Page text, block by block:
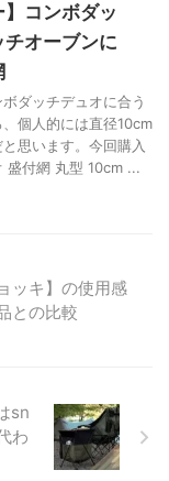
】コンボダッ
オーブンに
ダッチデュオに合う
個人的には直径10cm
思います。今回購入
盛付網 丸型 10cm ...
ッキ】の使用感
との比較
sn
わ